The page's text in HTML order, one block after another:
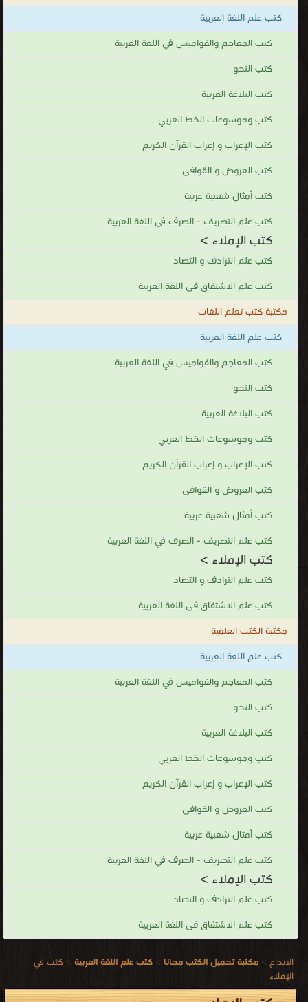
الترقيم
كتب الإملاء
كتب علم اللغة العربية
كتب المعاجم والقواميس في اللغة العربية
كتب النحو
كتب البلاغة العربية
كتب وموسوعات الخط العربي
كتب الإعراب و إعراب القرآن الكريم
كتب العروض و القوافى
كتب أمثال شعبية عربية
كتب علم التصريف - الصرف في اللغة العربية
كتب الإملاء >
كتب علم الترادف و التضاد
كتب علم الاشتقاق فى اللغة العربية
مكتبة كتب تعلم اللغات
كتب علم اللغة العربية
كتب المعاجم والقواميس في اللغة العربية
كتب النحو
كتب البلاغة العربية
كتب وموسوعات الخط العربي
كتب الإعراب و إعراب القرآن الكريم
كتب العروض و القوافى
كتب أمثال شعبية عربية
كتب علم التصريف - الصرف في اللغة العربية
كتب الإملاء >
كتب علم الترادف و التضاد
كتب علم الاشتقاق فى اللغة العربية
مكتبة الكتب العلمية
كتب علم اللغة العربية
كتب المعاجم والقواميس في اللغة العربية
كتب النحو
كتب البلاغة العربية
كتب وموسوعات الخط العربي
كتب الإعراب و إعراب القرآن الكريم
كتب العروض و القوافى
كتب أمثال شعبية عربية
كتب علم التصريف - الصرف في اللغة العربية
كتب الإملاء >
كتب علم الترادف و التضاد
كتب علم الاشتقاق فى اللغة العربية
الابداع > مكتبة تحميل الكتب مجانا > كتب علم اللغة العربية > كتب في
الإملاء